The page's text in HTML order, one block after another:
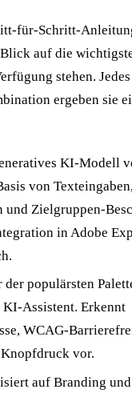
für-Schritt-
auf die
stehen.
ergeben sie
KI-Modell
von Texteingaben,
und Zielgruppen-
in Adobe
der populärsten
Assistent. Erkennt
WCAG-
vor.
auf Branding